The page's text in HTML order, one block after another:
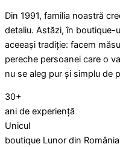
Din 1991, familia noastră
detaliu. Astăzi, în boutique-
aceeași tradiție: facem
pereche persoanei care o
nu se aleg pur și simplu de
30+
ani de experiență
Unicul
boutique Lunor din România